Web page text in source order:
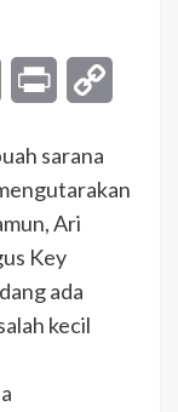
Email Print
sarana
Ari
Key
ada
kecil